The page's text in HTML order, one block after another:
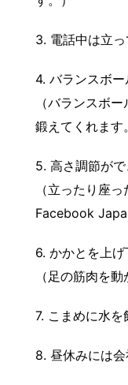
3. 電話中は立っ
4. バランスボー
（バランスボ
鍛えてくれます
5. 高さ調節がで
（立ったり座
Facebook
6. かかとを上げ
（足の筋肉を
7. こまめに水を
8. 昼休みには会